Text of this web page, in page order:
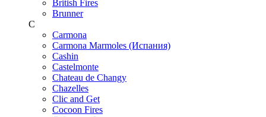
British Fires
Brunner
C
Carmona
Carmona Marmoles (Испания)
Cashin
Castelmonte
Chateau de Changy
Chazelles
Clic and Get
Cocoon Fires